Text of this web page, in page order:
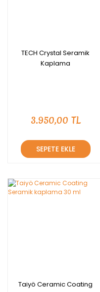
TECH Crystal Seramik
Kaplama
3.950,00 TL
SEPETE EKLE
Taiyö Ceramic Coating